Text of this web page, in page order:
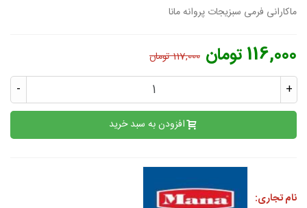
ماکارانی فرمی سبزیجات پروانه مانا
116,000 تومان 117,000 تومان
- +
افزودن به سبد خرید
نام تجاری: